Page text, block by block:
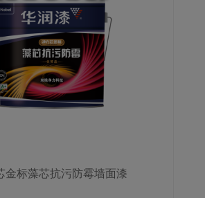
金标藻芯抗污防霉墙面漆